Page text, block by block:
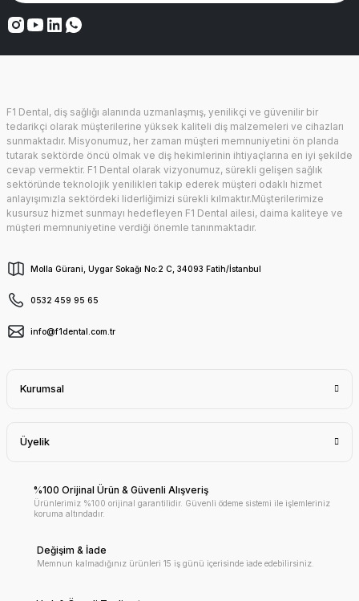
F1 Dental, diş sağlığı alanında uzmanlaşmış, yenilikçi ve güvenilir bir
tedarikçi olarak müşterilerine yüksek kaliteli diş malzemeleri ve cihazları
sunmaktadır. Misyonumuz, her zaman müşteri memnuniyetini ön planda
tutarak sektörde öncü olmak ve diş hekimlerinin ihtiyaçlarına en iyi şekilde
cevap vermektir. F1 Dental olarak vizyonumuz, sürekli gelişen sağlık
sektöründe teknolojik yenilikleri takip ederek müşteri odaklı hizmet
anlayışımızla sektördeki liderliğimizi sürekli kılmaktır.Müşterilerimize
kusursuz hizmet sunmayı hedefleyen F1 Dental ailesi, daima kaliteye ve
müşteri memnuniyetine verdiği önemle tanınmaktadır.
Molla Gürani, Uygar Sokağı No:2 C, 34093 Fatih/İstanbul
0532 459 95 65
info@f1dental.com.tr
Kurumsal
Üyelik
%100 Orijinal Ürün & Güvenli Alışveriş
Ürünlerimiz %100 orijinal garantilidir. Güvenli ödeme sistemi ile işlemleriniz
koruma altındadır.
Değişim & İade
Memnun kalmadığınız ürünleri 15 iş günü içerisinde iade edebilirsiniz.